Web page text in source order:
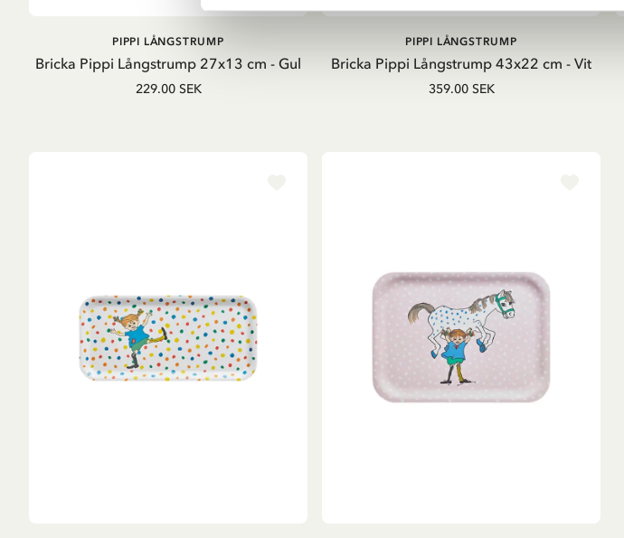
LÄGG I VARUKORG
Bricka Pippi Långstrump 27x13 cm - Gul
PIPPI LÅNGSTRUMP
229.00 SEK
LÄGG I VARUKORG
Bricka Pippi Långstrump 43x22 cm - Vit
PIPPI LÅNGSTRUMP
359.00 SEK